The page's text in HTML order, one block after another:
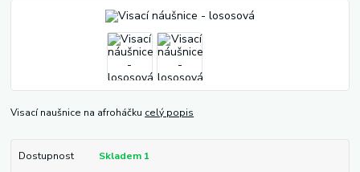
Visací naušnice na afroháčku celý popis
Dostupnost Skladem 1